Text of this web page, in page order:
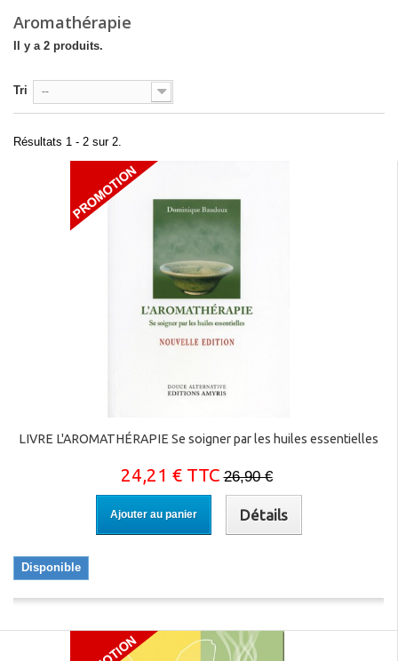
Aromathérapie
Il y a 2 produits.
Tri --
Résultats 1 - 2 sur 2.
LIVRE L'AROMATHÉRAPIE Se soigner par les huiles essentielles
24,21 € TTC 26,90 €
Ajouter au panier Détails
Disponible